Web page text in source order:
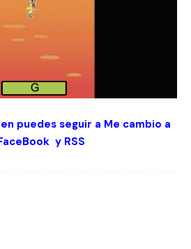
puedes seguir a Me cambio a
y RSS